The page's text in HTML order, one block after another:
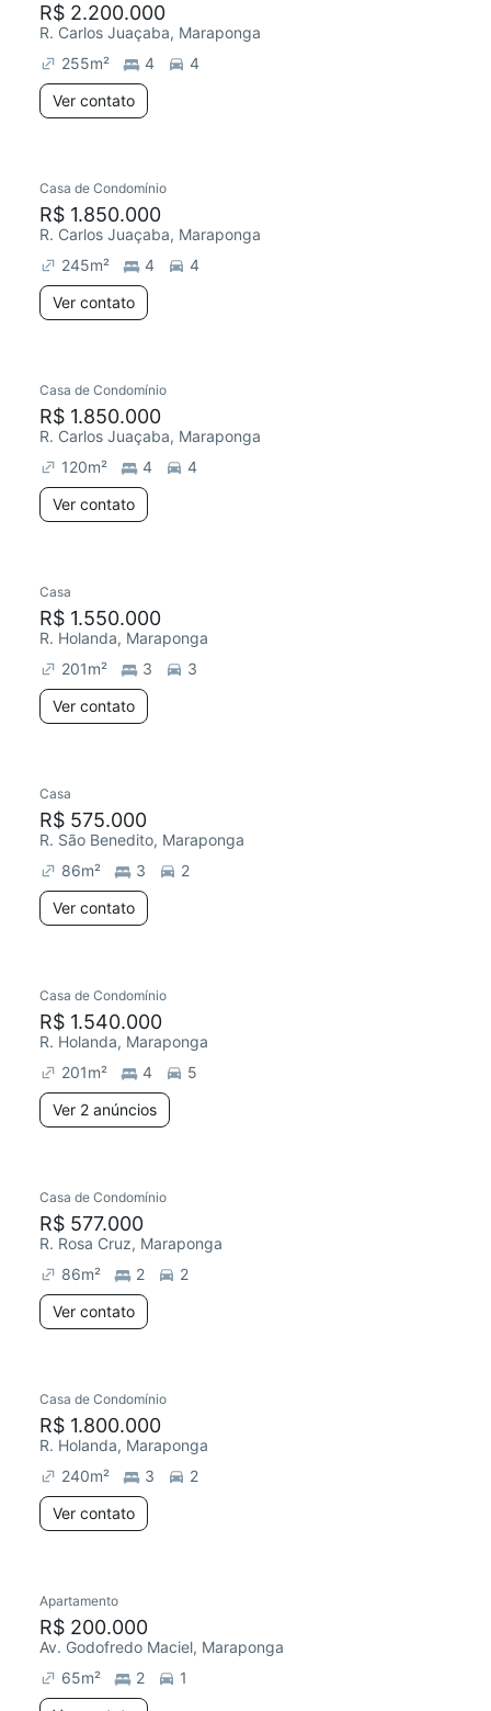
R$ 2.200.000
R. Carlos Juaçaba, Maraponga
255m² 4
4
Ver contato
Chegou este mês
Casa de Condomínio
R$ 1.850.000
R. Carlos Juaçaba, Maraponga
245m² 4
4
Ver contato
Casa de Condomínio
R$ 1.850.000
R. Carlos Juaçaba, Maraponga
120m² 4
4
Ver contato
Casa
R$ 1.550.000
R. Holanda, Maraponga
201m² 3
3
Ver contato
Casa
R$ 575.000
R. São Benedito, Maraponga
86m² 3
2
Ver contato
Casa de Condomínio
R$ 1.540.000
R. Holanda, Maraponga
201m² 4
5
Ver 2 anúncios
Casa de Condomínio
R$ 577.000
R. Rosa Cruz, Maraponga
86m² 2
2
Ver contato
Casa de Condomínio
R$ 1.800.000
R. Holanda, Maraponga
240m² 3
2
Ver contato
Apartamento
R$ 200.000
Av. Godofredo Maciel, Maraponga
65m² 2
1